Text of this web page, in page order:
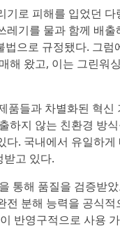
기로 피해를 입었던
레기를 물과 함께 배
으로 규정됐다. 그
해 왔고, 이는 그린
품들과 차별화된 혁
하지 않는 친환경 방
다. 국내에서 유일하
고 있다.
통해 품질을 검증받
전 분해 능력을 공식
반영구적으로 사용